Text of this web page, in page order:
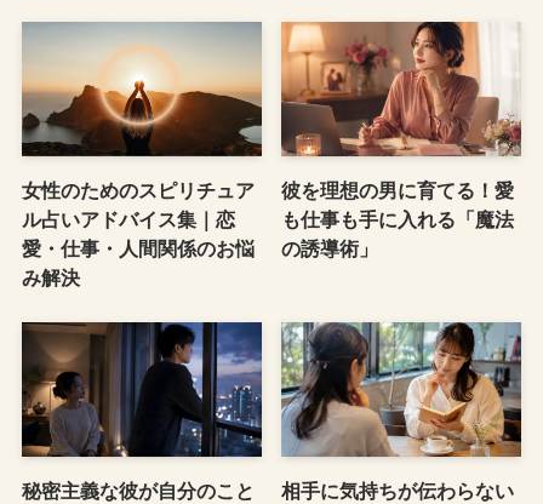
女性のためのスピリチュア
ル占いアドバイス集｜恋
愛・仕事・人間関係のお悩
み解決
彼を理想の男に育てる！愛
も仕事も手に入れる「魔法
の誘導術」
秘密主義な彼が自分のこと
相手に気持ちが伝わらない